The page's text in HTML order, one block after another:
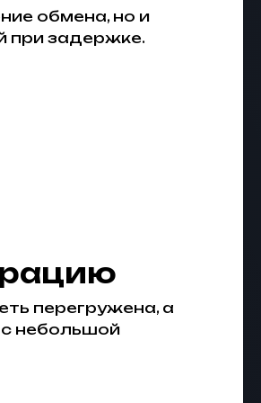
обмена, но и
при задержке.
перегружена, а
небольшой